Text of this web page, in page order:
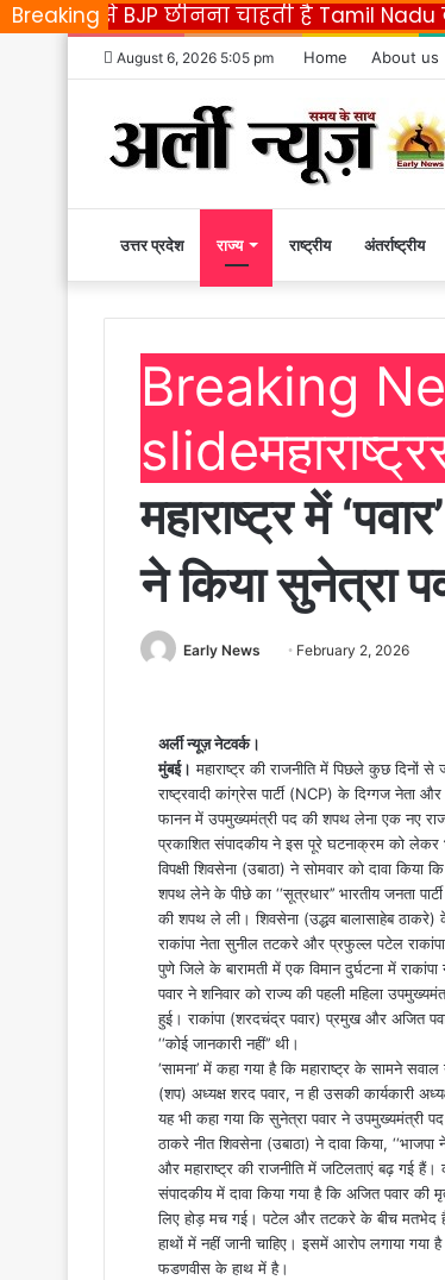
Breaking
BJP छीनना चाहती है Tamil Nadu की
August 6, 2026 5:05 pm Home About us
Home
|
Early
News
उत्तर प्रदेश राज्य राष्ट्रीय अंतर्राष्ट्रीय
Breaking
slideमहाराष्ट्र
महाराष्ट्र में
ने किया सुनेत्रा
Early News
a
n
e
m
a
l
February 2, 2026
अर्ली न्यूज़ नेटवर्क।
मुंबई। महाराष्ट्र की राजनीति में पिछले कुछ दिनों
राष्ट्रवादी कांग्रेस पार्टी (NCP) के दिग्गज
फानन में उपमुख्यमंत्री पद की शपथ लेना एक नए
प्रकाशित संपादकीय ने इस पूरे घटनाक्रम को लेकर
विपक्षी शिवसेना (उबाठा) ने सोमवार को दावा किया
शपथ लेने के पीछे का ‘‘सूत्रधार’’ भारतीय जनता
की शपथ ले ली। शिवसेना (उद्धव बालासाहेब ठाकरे)
राकांपा नेता सुनील तटकरे और प्रफुल्ल पटेल
पुणे जिले के बारामती में एक विमान दुर्घटना में
पवार ने शनिवार को राज्य की पहली महिला
हुई। राकांपा (शरदचंद्र पवार) प्रमुख और अजित
‘‘कोई जानकारी नहीं’’ थी।
‘सामना’ में कहा गया है कि महाराष्ट्र के सामने
(शप) अध्यक्ष शरद पवार, न ही उसकी कार्यकारी
यह भी कहा गया कि सुनेत्रा पवार ने उपमुख्यमंत्री
ठाकरे नीत शिवसेना (उबाठा) ने दावा किया,
और महाराष्ट्र की राजनीति में जटिलताएं बढ़ गई हैं।
संपादकीय में दावा किया गया है कि अजित पवार की
लिए होड़ मच गई। पटेल और तटकरे के बीच मतभेद हैं।
हाथों में नहीं जानी चाहिए। इसमें आरोप लगाया
फडणवीस के हाथ में है।